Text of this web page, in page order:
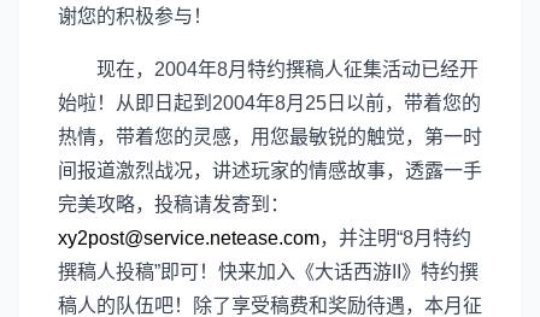
谢您的积极参与！
现在，2004年8月特约撰稿人征集活动已经开
始啦！从即日起到2004年8月25日以前，带着您的
热情，带着您的灵感，用您最敏锐的触觉，第一时
间报道激烈战况，讲述玩家的情感故事，透露一手
完美攻略，投稿请发寄到：
xy2post@service.netease.com，并注明“8月特约
撰稿人投稿”即可！快来加入《大话西游II》特约撰
稿人的队伍吧！除了享受稿费和奖励待遇，本月征